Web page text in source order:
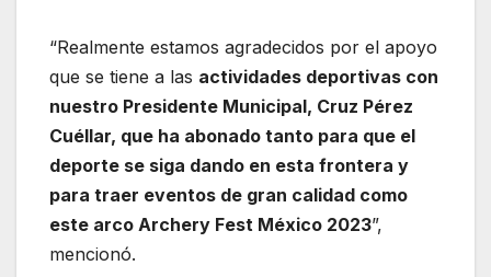
“Realmente estamos agradecidos por el apoyo
que se tiene a las actividades deportivas con
nuestro Presidente Municipal, Cruz Pérez
Cuéllar, que ha abonado tanto para que el
deporte se siga dando en esta frontera y
para traer eventos de gran calidad como
este arco Archery Fest México 2023”,
mencionó.